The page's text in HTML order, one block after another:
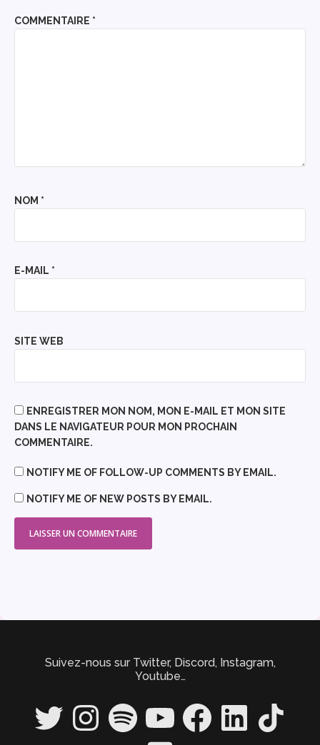
COMMENTAIRE *
NOM *
E-MAIL *
SITE WEB
ENREGISTRER MON NOM, MON E-MAIL ET MON SITE
DANS LE NAVIGATEUR POUR MON PROCHAIN
COMMENTAIRE.
NOTIFY ME OF FOLLOW-UP COMMENTS BY EMAIL.
NOTIFY ME OF NEW POSTS BY EMAIL.
Suivez-nous sur Twitter, Discord, Instagram,
Youtube…
Twitter InstagramSpotify YouTube FacebookLinkedIn TikTok